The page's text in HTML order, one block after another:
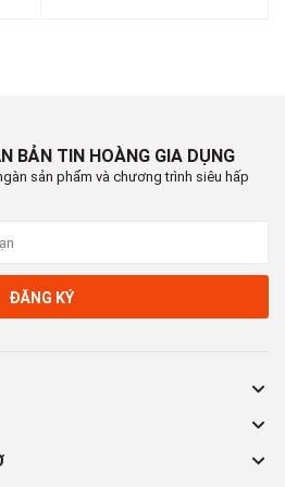
BẢN TIN HOÀNG GIA DỤNG
sản phẩm và chương trình siêu hấp
ĐĂNG KÝ